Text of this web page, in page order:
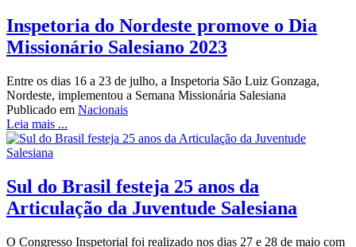
Inspetoria do Nordeste promove o Dia
Missionário Salesiano 2023
Entre os dias 16 a 23 de julho, a Inspetoria São Luiz Gonzaga,
Nordeste, implementou a Semana Missionária Salesiana
Publicado em Nacionais
Leia mais ...
Sul do Brasil festeja 25 anos da
Articulação da Juventude Salesiana
O Congresso Inspetorial foi realizado nos dias 27 e 28 de maio com